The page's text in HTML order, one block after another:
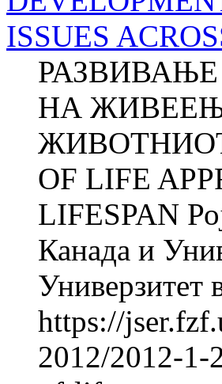
ISSUES
НА
ЖИВОТНИОТ
OF LIFE
LIFESPAN
Канада и
Универзитет
https://
2012/2012-1-